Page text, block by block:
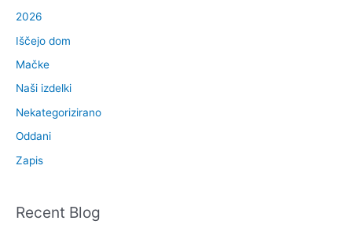
2026
Iščejo dom
Mačke
Naši izdelki
Nekategorizirano
Oddani
Zapis
Recent Blog